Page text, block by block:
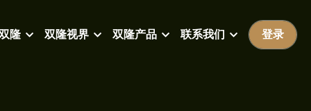
隆 双隆视界 双隆产品 联系我们 登录